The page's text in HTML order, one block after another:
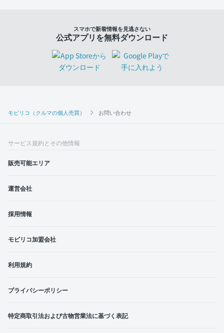
モビリコ（クルマの個人売買） お問い合わせ
スマホで新着情報を見逃さない
公式アプリを無料ダウンロード
サービス規約とその他情報
販売可能エリア
運営会社
採用情報
モビリコ加盟会社
利用規約
プライバシーポリシー
特定商取引法および古物営業法に基づく表記